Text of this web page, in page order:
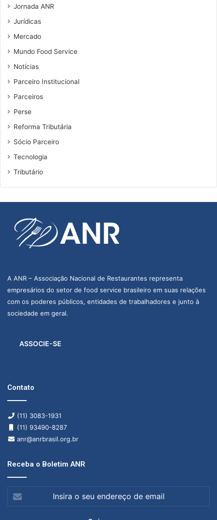
Jornada ANR
Jurídicas
Mercado
Mundo Food Service
Notícias
Parceiro Institucional
Parceiros
Perse
Reforma Tributária
Sócio Parceiro
Tecnologia
Tributário
A ANR – Associação Nacional de Restaurantes representa
empresários do setor de food service brasileiro em suas relações
com os poderes públicos, entidades de trabalhadores e junto à
sociedade em geral.
ASSOCIE-SE
Contato
(11) 3083-1931
(11) 93490-8287
anr@anrbrasil.org.br
Receba o Boletim ANR